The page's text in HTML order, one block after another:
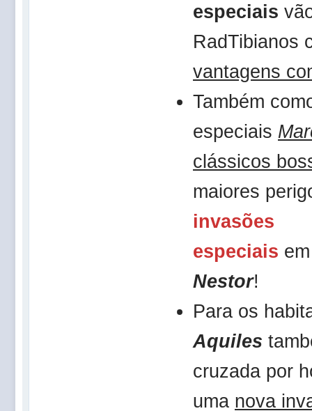
especiais
RadTibianos
vantagens
Também
especiais
clássicos
maiores
invasões
especiais
Nestor!
Para os
Aquiles
cruzada por
uma nova